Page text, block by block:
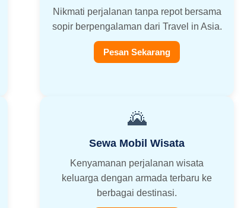
Nikmati perjalanan tanpa repot bersama
sopir berpengalaman dari Travel in Asia.
Pesan Sekarang
🌄
Sewa Mobil Wisata
Kenyamanan perjalanan wisata
keluarga dengan armada terbaru ke
berbagai destinasi.